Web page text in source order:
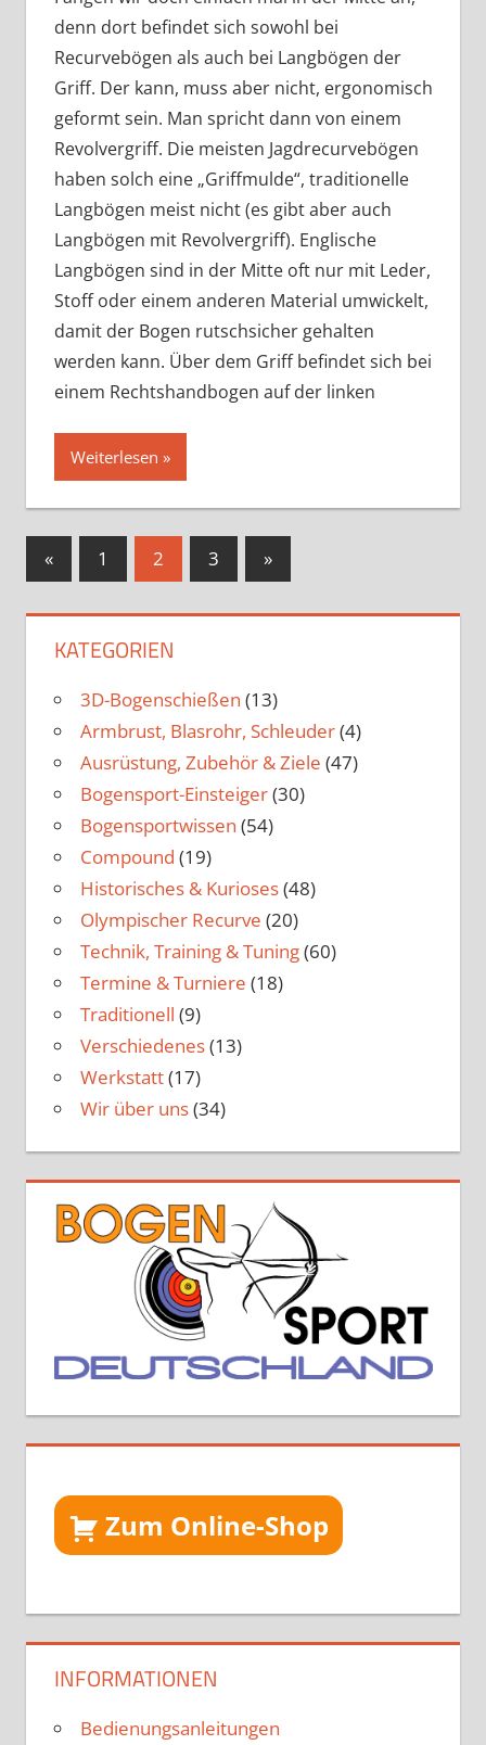
denn dort befindet sich sowohl bei
Recurvebögen als auch bei Langbögen der
Griff. Der kann, muss aber nicht, ergonomisch
geformt sein. Man spricht dann von einem
Revolvergriff. Die meisten Jagdrecurvebögen
haben solch eine „Griffmulde“, traditionelle
Langbögen meist nicht (es gibt aber auch
Langbögen mit Revolvergriff). Englische
Langbögen sind in der Mitte oft nur mit Leder,
Stoff oder einem anderen Material umwickelt,
damit der Bogen rutschsicher gehalten
werden kann. Über dem Griff befindet sich bei
einem Rechtshandbogen auf der linken
Weiterlesen
Seitennummerierung
Beiträge
«Vorherige
Beiträge
1 2 3
Nächste
Beiträge
»
KATEGORIEN
3D-Bogenschießen (13)
Armbrust, Blasrohr, Schleuder(4)
Ausrüstung, Zubehör & Ziele (47)
Bogensport-Einsteiger(30)
Bogensportwissen (54)
Compound (19)
Historisches & Kurioses(48)
Olympischer Recurve (20)
Technik, Training & Tuning(60)
Termine & Turniere (18)
Traditionell (9)
Verschiedenes(13)
Werkstatt(17)
Wir über uns(34)
Zum Online-Shop
INFORMATIONEN
Bedienungsanleitungen